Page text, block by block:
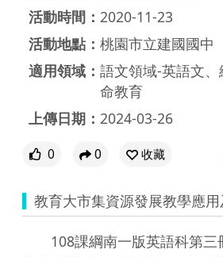
活動時間： 2020-11-23
活動地點： 桃園市立建國國中
適用領域： 語文領域-英語文
命教育
上傳日期： 2024-03-26
0 0 收藏
教育大市集資源發展教學應
108課綱南一版英語科第三